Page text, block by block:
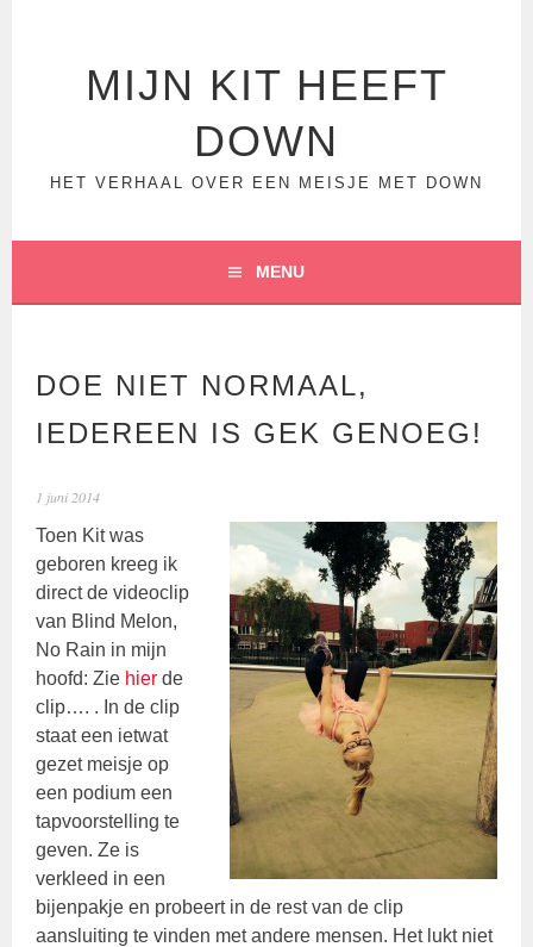
MIJN KIT HEEFT
DOWN
HET VERHAAL OVER EEN MEISJE MET DOWN
MENU
DOE NIET NORMAAL,
IEDEREEN IS GEK GENOEG!
1 juni 2014
Toen Kit was
geboren kreeg ik
direct de videoclip
van Blind Melon,
No Rain in mijn
hoofd: Zie hier de
clip…. . In de clip
staat een ietwat
gezet meisje op
een podium een
tapvoorstelling te
geven. Ze is
verkleed in een
bijenpakje en probeert in de rest van de clip
aansluiting te vinden met andere mensen. Het lukt niet